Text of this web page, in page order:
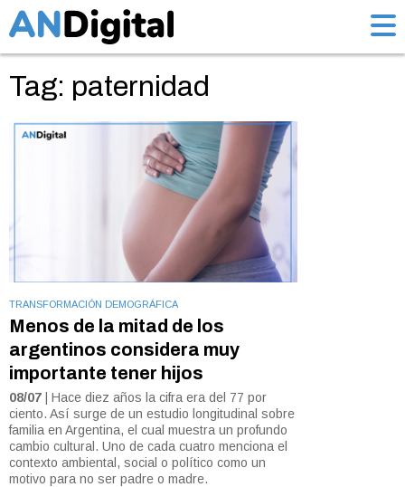
Tag: paternidad
TRANSFORMACIÓN DEMOGRÁFICA
Menos de la mitad de los
argentinos considera muy
importante tener hijos
08/07 | Hace diez años la cifra era del 77 por
ciento. Así surge de un estudio longitudinal sobre
familia en Argentina, el cual muestra un profundo
cambio cultural. Uno de cada cuatro menciona el
contexto ambiental, social o político como un
motivo para no ser padre o madre.